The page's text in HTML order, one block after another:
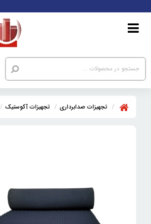
تجهیزات صدابرداری تجهیزات آکوستیک